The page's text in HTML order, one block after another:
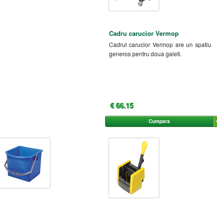
Cadru carucior Vermop
Cadrul carucior Vermop are un spatiu
generos pentru doua galeti.
€ 66.15
Cumpara